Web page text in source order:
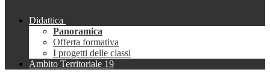
Didattica
Panoramica
Offerta formativa
I progetti delle classi
Ambito Territoriale 19